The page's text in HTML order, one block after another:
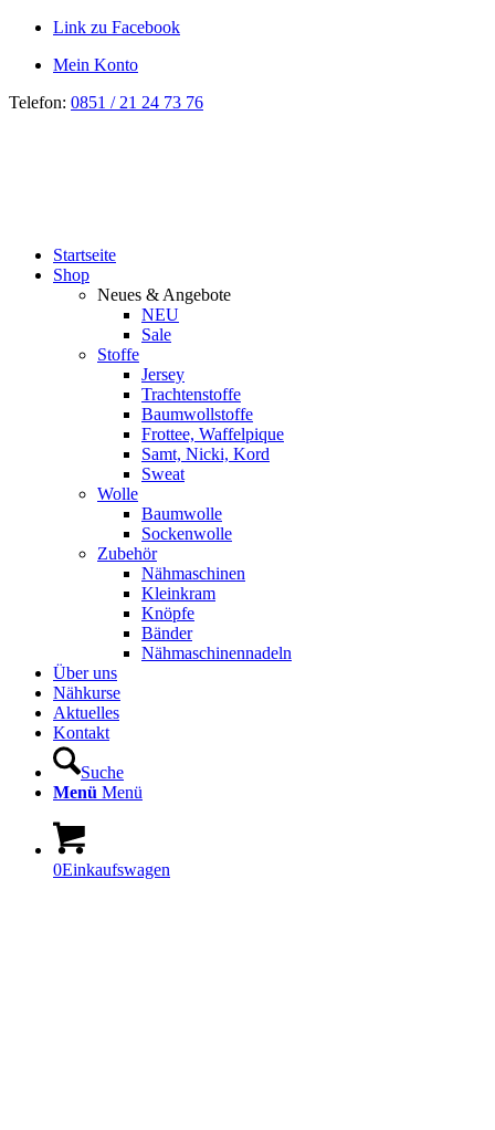
Link zu Facebook
Mein Konto
Telefon: 0851 / 21 24 73 76
Startseite
Shop
Neues & Angebote
NEU
Sale
Stoffe
Jersey
Trachtenstoffe
Baumwollstoffe
Frottee, Waffelpique
Samt, Nicki, Kord
Sweat
Wolle
Baumwolle
Sockenwolle
Zubehör
Nähmaschinen
Kleinkram
Knöpfe
Bänder
Nähmaschinennadeln
Über uns
Nähkurse
Aktuelles
Kontakt
Suche
Menü Menü
0Einkaufswagen